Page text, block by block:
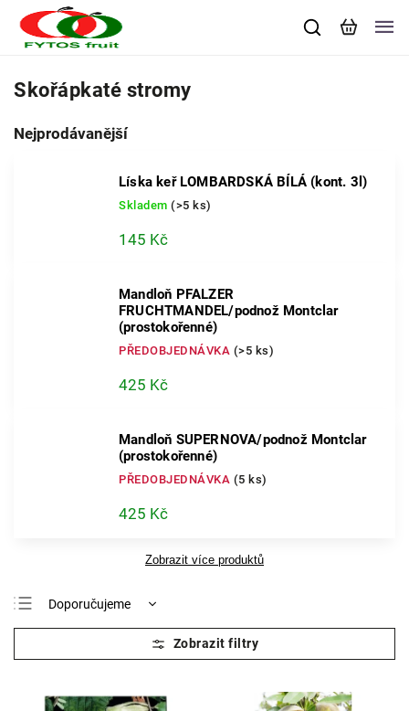
Skořápkaté stromy
Nejprodávanější
Líska keř LOMBARDSKÁ BÍLÁ (kont. 3l)
Skladem (>5 ks)
145 Kč
Mandloň PFALZER
FRUCHTMANDEL/podnož Montclar
(prostokořenné)
PŘEDOBJEDNÁVKA (>5 ks)
425 Kč
Mandloň SUPERNOVA/podnož Montclar
(prostokořenné)
PŘEDOBJEDNÁVKA (5 ks)
425 Kč
Zobrazit více produktů
Doporučujeme
Nejlevnější
Nejdražší